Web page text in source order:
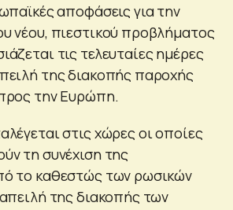
αποφάσεις για την
νέου, πιεστικού προβλήματος
τις τελευταίες ημέρες
της διακοπής παροχής
την Ευρώπη.
στις χώρες οι οποίες
τη συνέχιση της
το καθεστώς των ρωσικών
της διακοπής των